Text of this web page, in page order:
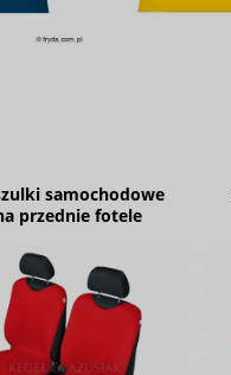
samochodowe
przednie fotele